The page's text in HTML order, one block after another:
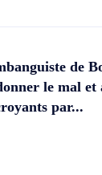
de
le mal et
par...